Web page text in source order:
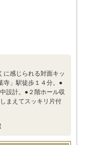
に感じられる対面キッ
寺」駅徒歩１４分。●
設計。●２階ホール収
まえてスッキリ片付